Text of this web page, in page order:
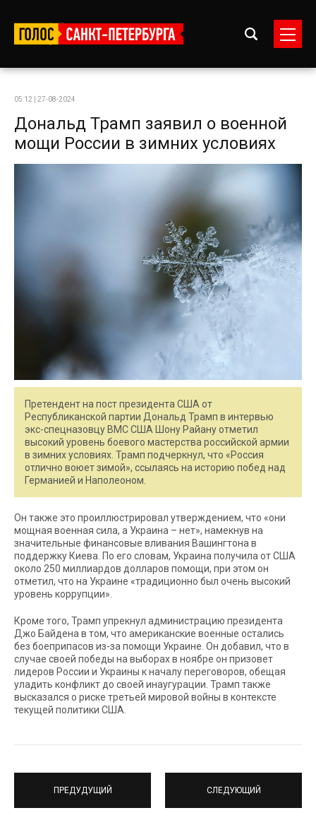
05:12 | 27-08-2024
Дональд Трамп заявил о военной
мощи России в зимних условиях
Претендент на пост президента США от
Республиканской партии Дональд Трамп в интервью
экс-спецназовцу ВМС США Шону Райану отметил
высокий уровень боевого мастерства российской армии
в зимних условиях. Трамп подчеркнул, что «Россия
отлично воюет зимой», ссылаясь на историю побед над
Германией и Наполеоном.
Он также это проиллюстрировал утверждением, что «они
мощная военная сила, а Украина – нет», намекнув на
значительные финансовые вливания Вашингтона в
поддержку Киева. По его словам, Украина получила от США
около 250 миллиардов долларов помощи, при этом он
отметил, что на Украине «традиционно был очень высокий
уровень коррупции».
Кроме того, Трамп упрекнул администрацию президента
Джо Байдена в том, что американские военные остались
без боеприпасов из-за помощи Украине. Он добавил, что в
случае своей победы на выборах в ноябре он призовет
лидеров России и Украины к началу переговоров, обещая
уладить конфликт до своей инаугурации. Трамп также
высказался о риске третьей мировой войны в контексте
текущей политики США.
ПРЕДУДУЩИЙ СЛЕДУЮЩИЙ